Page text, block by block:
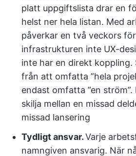
platt uppgiftslista drar en
helst ner hela listan. Med
påverkar en två veckors
infrastrukturen inte UX-
inte har en direkt koppling.
från att omfatta ”hela
endast omfatta ”en ström”.
skilja mellan en missad
missad lansering
Tydligt ansvar.Varje
namngiven ansvarig. När